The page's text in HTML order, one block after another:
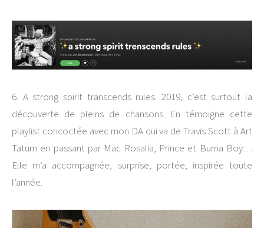
6. A strong spirit transcends rules. 2019, c’est surtout la
découverte de pleins de chansons. En témoigne cette
playlist concoctée avec mon DA qui va de Travis Scott à Art
Tatum en passant par Mac Rosalia, Prince et Burna Boy…
Elle m’a accompagnée, surprise, portée, inspirée toute
l’année.